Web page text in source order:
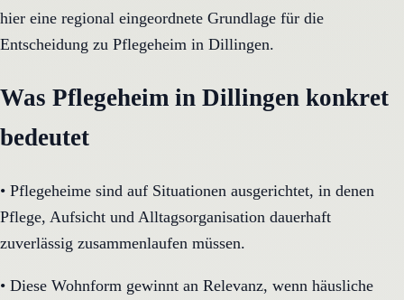
hier eine regional eingeordnete Grundlage für die
Entscheidung zu Pflegeheim in Dillingen.
Was Pflegeheim in Dillingen konkret
bedeutet
• Pflegeheime sind auf Situationen ausgerichtet, in denen
Pflege, Aufsicht und Alltagsorganisation dauerhaft
zuverlässig zusammenlaufen müssen.
• Diese Wohnform gewinnt an Relevanz, wenn häusliche